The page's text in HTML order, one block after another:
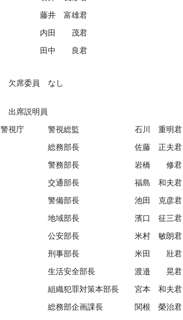
藤井 富雄君
内田 茂君
田中 良君
欠席委員 なし
出席説明員
警視庁 警視総監 石川 重明君
総務部長 佐藤 正夫君
警務部長 岩橋 修君
交通部長 福島 和夫君
警備部長 池田 克彦君
地域部長 濱口 征三君
公安部長 米村 敏朗君
刑事部長 米田 壯君
生活安全部長 渡邉 晃君
組織犯罪対策本部長 宮本 和夫君
総務部企画課長 関根 榮治君